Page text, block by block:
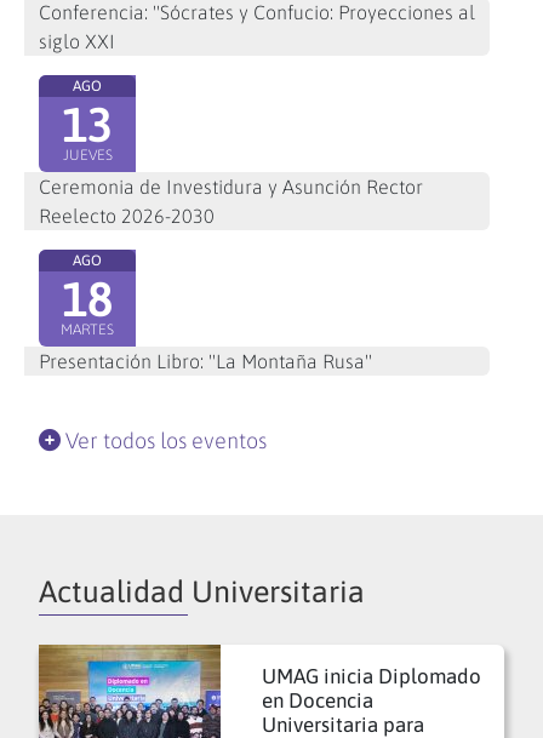
Conferencia: "Sócrates y Confucio: Proyecciones al
siglo XXI
AGO
13
JUEVES
Ceremonia de Investidura y Asunción Rector
Reelecto 2026-2030
AGO
18
MARTES
Presentación Libro: "La Montaña Rusa"
Ver todos los eventos
Actualidad Universitaria
UMAG inicia Diplomado
en Docencia
Universitaria para